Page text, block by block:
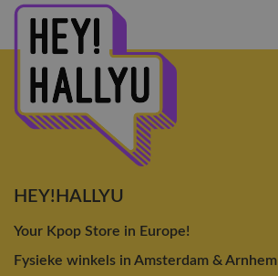
HEY!HALLYU
Your Kpop Store in Europe!
Fysieke winkels in Amsterdam & Arnhem